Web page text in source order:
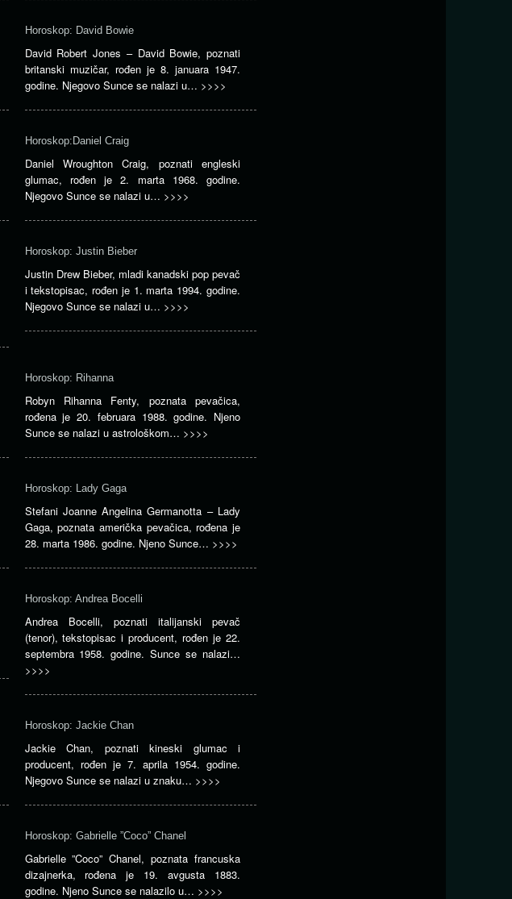
Horoskop: David Bowie
David Robert Jones – David Bowie, poznati
britanski muzičar, rođen je 8. januara 1947.
godine. Njegovo Sunce se nalazi u… >>>>
Horoskop:Daniel Craig
Daniel Wroughton Craig, poznati engleski
glumac, rođen je 2. marta 1968. godine.
Njegovo Sunce se nalazi u… >>>>
Horoskop: Justin Bieber
Justin Drew Bieber, mladi kanadski pop pevač
i tekstopisac, rođen je 1. marta 1994. godine.
Njegovo Sunce se nalazi u… >>>>
Horoskop: Rihanna
Robyn Rihanna Fenty, poznata pevačica,
rođena je 20. februara 1988. godine. Njeno
Sunce se nalazi u astrološkom… >>>>
Horoskop: Lady Gaga
Stefani Joanne Angelina Germanotta – Lady
Gaga, poznata američka pevačica, rođena je
28. marta 1986. godine. Njeno Sunce… >>>>
Horoskop: Andrea Bocelli
Andrea Bocelli, poznati italijanski pevač
(tenor), tekstopisac i producent, rođen je 22.
septembra 1958. godine. Sunce se nalazi…
>>>>
Horoskop: Jackie Chan
Jackie Chan, poznati kineski glumac i
producent, rođen je 7. aprila 1954. godine.
Njegovo Sunce se nalazi u znaku… >>>>
Horoskop: Gabrielle ”Coco” Chanel
Gabrielle ”Coco” Chanel, poznata francuska
dizajnerka, rođena je 19. avgusta 1883.
godine. Njeno Sunce se nalazilo u… >>>>